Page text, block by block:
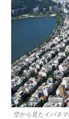
空から見たイパネ